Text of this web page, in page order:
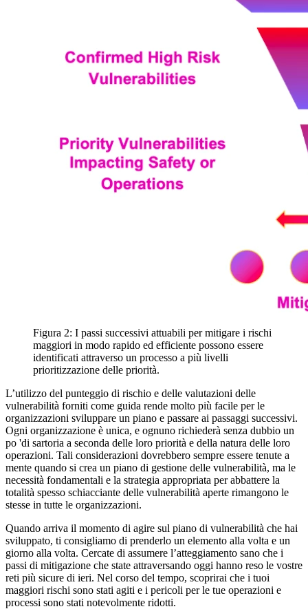
Figura 2: I passi successivi attuabili per mitigare i rischi
maggiori in modo rapido ed efficiente possono essere
identificati attraverso un processo a più livelli
prioritizzazione delle priorità.
L’utilizzo del punteggio di rischio e delle valutazioni delle
vulnerabilità forniti come guida rende molto più facile per le
organizzazioni sviluppare un piano e passare ai passaggi successivi.
Ogni organizzazione è unica, e ognuno richiederà senza dubbio un
po 'di sartoria a seconda delle loro priorità e della natura delle loro
operazioni. Tali considerazioni dovrebbero sempre essere tenute a
mente quando si crea un piano di gestione delle vulnerabilità, ma le
necessità fondamentali e la strategia appropriata per abbattere la
totalità spesso schiacciante delle vulnerabilità aperte rimangono le
stesse in tutte le organizzazioni.
Quando arriva il momento di agire sul piano di vulnerabilità che hai
sviluppato, ti consigliamo di prenderlo un elemento alla volta e un
giorno alla volta. Cercate di assumere l’atteggiamento sano che i
passi di mitigazione che state attraversando oggi hanno reso le vostre
reti più sicure di ieri. Nel corso del tempo, scoprirai che i tuoi
maggiori rischi sono stati agiti e i pericoli per le tue operazioni e
processi sono stati notevolmente ridotti.